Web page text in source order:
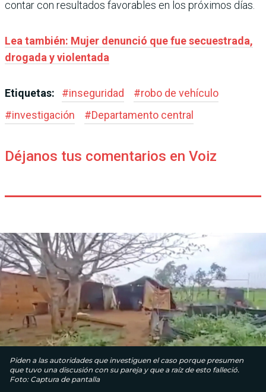
contar con resultados favorables en los próximos días.
Lea también: Mujer denunció que fue secuestrada,
drogada y violentada
Etiquetas: #inseguridad #robo de vehículo
#investigación #Departamento central
Déjanos tus comentarios en Voiz
Piden a las autoridades que investiguen el caso porque presumen
que tuvo una discusión con su pareja y que a raíz de esto falleció.
Foto: Captura de pantalla